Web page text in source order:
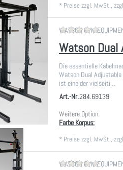
* Preise zzgl. MwSt.,
WATSON GYM Zu
Watson Dual
Die essentielle
Watson Dual
ist eine der vielseiti…
Art.-Nr.284.69139
Weitere Option:
Farbe Korpus:
* Preise zzgl. MwSt.,
WATSON GYM Zu